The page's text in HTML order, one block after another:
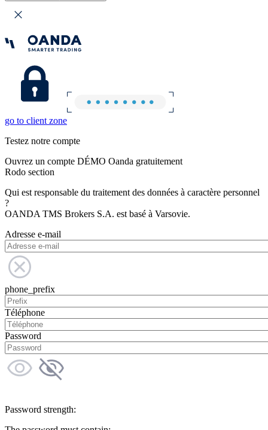
go to client zone
Testez notre compte
Ouvrez un compte DÉMO Oanda gratuitement
Rodo section
Qui est responsable du traitement des données à caractère personnel
?
OANDA TMS Brokers S.A. est basé à Varsovie.
Adresse e-mail
phone_prefix
Téléphone
Password
Password strength: